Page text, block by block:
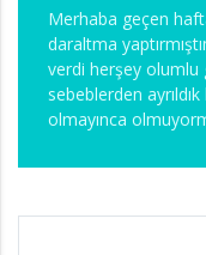
Merhaba geçen
daraltma
verdi herşey olumlu
sebeblerden
olmayınca